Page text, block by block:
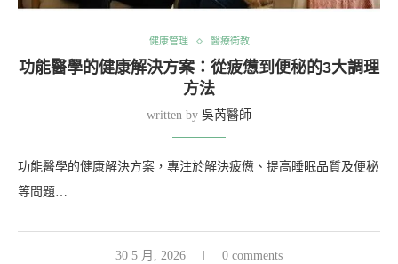
健康管理 醫療衛教
功能醫學的健康解決方案：從疲憊到便秘的3大調理
方法
written by 吳芮醫師
功能醫學的健康解決方案，專注於解決疲憊、提高睡眠品質及便秘
等問題…
30 5 月, 2026 0 comments